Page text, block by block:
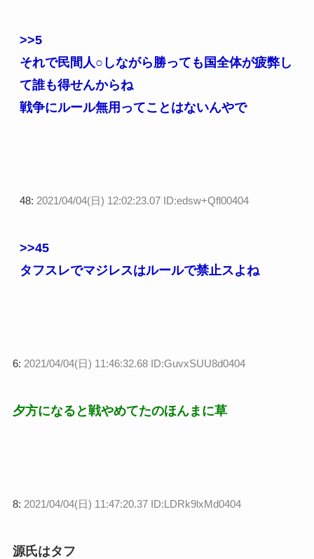
>>5
それで民間人○しながら勝っても国全体が疲弊し
て誰も得せんからね
戦争にルール無用ってことはないんやで
48: 2021/04/04(日) 12:02:23.07 ID:edsw+Qfl00404
>>45
タフスレでマジレスはルールで禁止スよね
6: 2021/04/04(日) 11:46:32.68 ID:GuvxSUU8d0404
夕方になると戦やめてたのほんまに草
8: 2021/04/04(日) 11:47:20.37 ID:LDRk9lxMd0404
源氏はタフ